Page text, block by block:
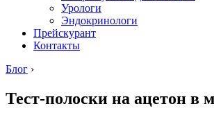
Урологи
Эндокринологи
Прейскурант
Контакты
Блог ›
Тест-полоски на ацетон в